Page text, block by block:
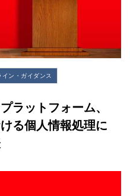
イン・ガイダンス
ラットフォーム、
る個人情報処理に